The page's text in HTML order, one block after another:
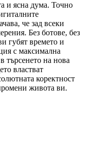
и ясна дума. Точно
че зад всеки
Без ботове, без
губят времето и
с максимална
търсенето на нова
властват
коректност
живота ви.